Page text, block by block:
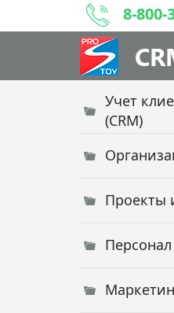
8-800-
Учет
(CRM)
Проекты
Персонал